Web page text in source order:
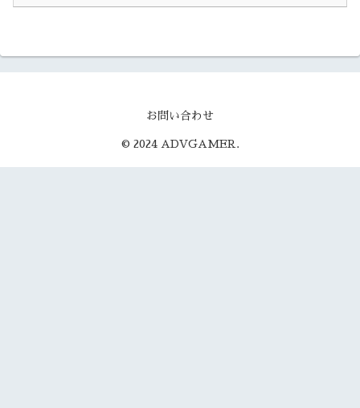
お問い合わせ
© 2024 ADVGAMER.